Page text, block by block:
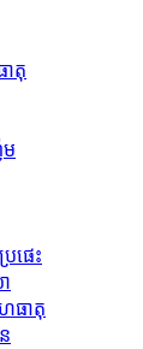
ាតុ
ម
ផេះ
ធាតុ